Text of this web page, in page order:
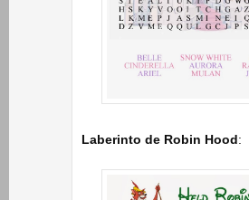
Laberinto de Robin Hood: